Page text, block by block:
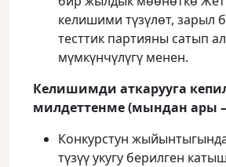
келишими түзүлөт, зарыл
тесттик партияны сатып
мүмкүнчүлүгү менен.
Келишимди аткарууга
милдеттенме (мындан ары
Конкурстун
түзүү укугу берилген